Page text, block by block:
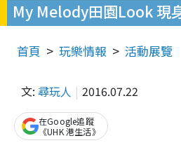
My Melody田園Look 現
首頁 玩樂情報 活動展覽
文: 尋玩人 2016.07.22
在Google追蹤
《UHK 港生活》